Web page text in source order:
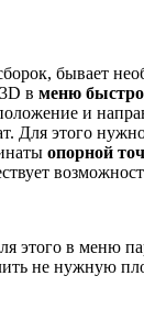
бывает
в меню
и
Для этого
опорной
этого в меню
не нужную